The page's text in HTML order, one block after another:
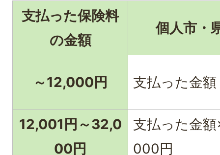
支払った保険料
の金額
個人市・
～12,000円 支払った金額
12,001円～32,0
00円
支払った金
000円